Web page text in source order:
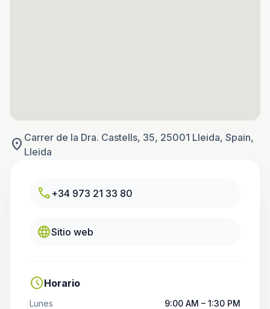
location_on Carrer de la Dra. Castells, 35, 25001 Lleida, Spain,
Lleida
call +34 973 21 33 80
languageSitio web
scheduleHorario
Lunes
9:00 AM – 1:30 PM